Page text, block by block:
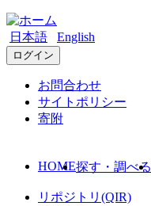
日本語 English
ログイン
お問合わせ
サイトポリシー
寄附
HOME探す・調べる
リポジトリ(QIR)